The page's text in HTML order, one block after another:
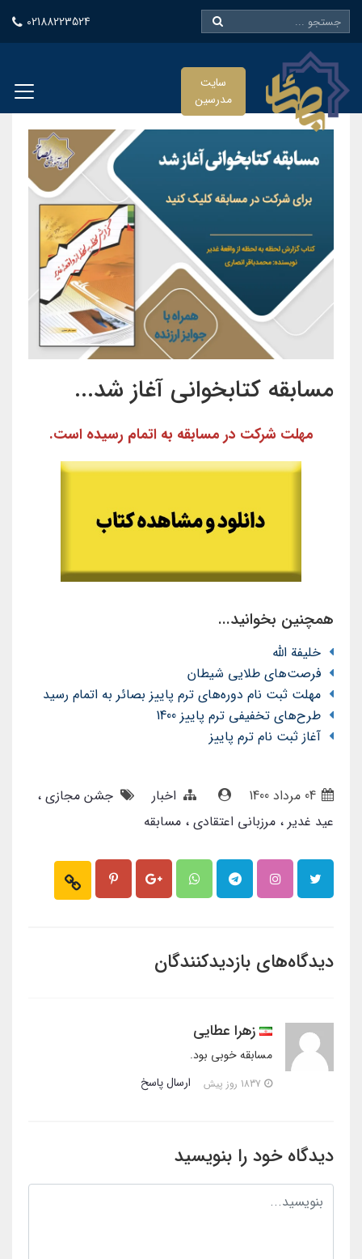
02188223524
سایت
مدرسین
مسابقه کتابخوانی آغاز شد...
مهلت شرکت در مسابقه به اتمام رسیده است.
همچنین بخوانید...
خلیفة الله
فرصت‌های طلایی شیطان
مهلت ثبت نام دوره‌های ترم پاییز بصائر به اتمام رسید
طرح‌های تخفیفی ترم پاییز 1400
آغاز ثبت نام ترم پاییز
اخبار
جشن مجازی
عید غدیر
مرزبانی اعتقادی مسابقه
دیدگاه‌های بازدیدکنندگان
زهرا عطایی
مسابقه خوبی بود.
ارسال پاسخ
دیدگاه خود را بنویسید